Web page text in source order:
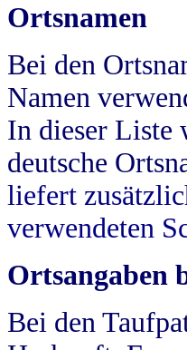
Ortsnamen
Bei den
Namen
In dieser Liste
deutsche
liefert
verwendeten
Ortsangaben
Bei den